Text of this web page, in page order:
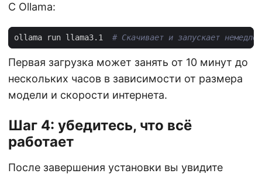
С Ollama:
ollama run llama3.1 # Скачивает и запускает
Первая загрузка может занять от 10 минут до
нескольких часов в зависимости от размера
модели и скорости интернета.
Шаг 4: убедитесь, что всё
работает
После завершения установки вы увидите